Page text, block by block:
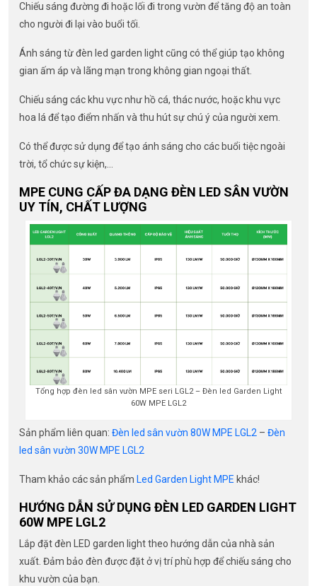
Chiếu sáng đường đi hoặc lối đi trong vườn để tăng độ an toàn
cho người đi lại vào buổi tối.
Ánh sáng từ đèn led garden light cũng có thể giúp tạo không
gian ấm áp và lãng mạn trong không gian ngoại thất.
Chiếu sáng các khu vực như hồ cá, thác nước, hoặc khu vực
hoa lá để tạo điểm nhấn và thu hút sự chú ý của người xem.
Có thể được sử dụng để tạo ánh sáng cho các buổi tiệc ngoài
trời, tổ chức sự kiện,…
MPE CUNG CẤP ĐA DẠNG ĐÈN LED SÂN VƯỜN
UY TÍN, CHẤT LƯỢNG
Tổng hợp đèn led sân vườn MPE seri LGL2 – Đèn led Garden Light
60W MPE LGL2
Sản phẩm liên quan: Đèn led sân vườn 80W MPE LGL2 – Đèn
led sân vườn 30W MPE LGL2
Tham khảo các sản phẩm Led Garden Light MPE khác!
HƯỚNG DẪN SỬ DỤNG ĐÈN LED GARDEN LIGHT
60W MPE LGL2
Lắp đặt đèn LED garden light theo hướng dẫn của nhà sản
xuất. Đảm bảo đèn được đặt ở vị trí phù hợp để chiếu sáng cho
khu vườn của bạn.